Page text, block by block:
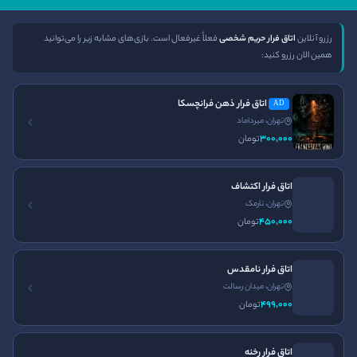
رزرو آنلایناتاق فرار حریم شخصیفعلاً غیرفعال است. بازی‌های مشابه زیر را می‌توانید
همین الان رزرو کنید:
AD اتاق فرار ذهن فرانچسکا
تهران، میرداماد
300٬000تومان
اتاق فرار اکتشاف
تهران، نارمک
450٬000تومان
اتاق فرار نامقدس
تهران، میدان رسالت
499٬000تومان
اتاق فرار رخنه
دسترسی سریع
صفحه اصلی
ورود
تماس با ما
قوانین و مقررات
مجله ایران اسکیپ
خدمت شما هستیم
نصب اپلیکیشن ایران اسکیپ
اتاق فرار ترسناک اتاق فرار اصفهان اتاق فرار تهران اتاق فرار غیر ترسناک اتاق فرار کرج